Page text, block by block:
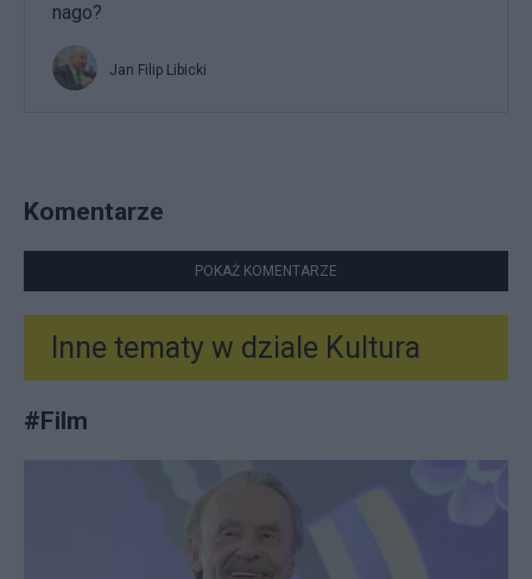
nago?
Jan Filip Libicki
Komentarze
POKAŻ KOMENTARZE
Inne tematy w dziale Kultura
#Film